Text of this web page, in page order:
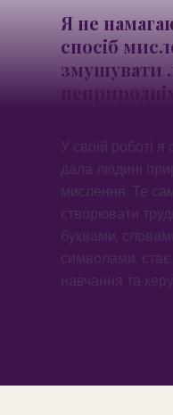
Я не
спосіб
змушувати
У своїй роботі
дала людині
мислення. Те
створювати
буквами,
символами,
навчання та